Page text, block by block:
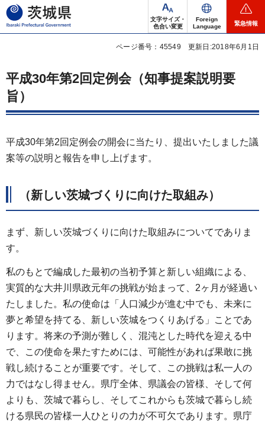
茨城県
文字サイズ・
色合い変更
Foreign
Language
緊急情報
ページ番号：45549 更新日:2018年6月1日
平成30年第2回定例会（知事提案説明要
旨）
平成30年第2回定例会の開会に当たり、提出いたしました議
案等の説明と報告を申し上げます。
（新しい茨城づくりに向けた取組み）
まず、新しい茨城づくりに向けた取組みについてでありま
す。
私のもとで編成した最初の当初予算と新しい組織による、
実質的な大井川県政元年の挑戦が始まって、2ヶ月が経過い
たしました。私の使命は「人口減少が進む中でも、未来に
夢と希望を持てる、新しい茨城をつくりあげる」ことであ
ります。将来の予測が難しく、混沌とした時代を迎える中
で、この使命を果たすためには、可能性があれば果敢に挑
戦し続けることが重要です。そして、この挑戦は私一人の
力ではなし得ません。県庁全体、県議会の皆様、そして何
よりも、茨城で暮らし、そしてこれからも茨城で暮らし続
ける県民の皆様一人ひとりの力が不可欠であります。県庁